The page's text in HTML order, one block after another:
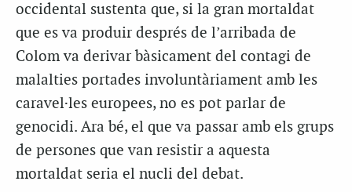
occidental sustenta que, si la gran mortaldat
que es va produir després de l’arribada de
Colom va derivar bàsicament del contagi de
malalties portades involuntàriament amb les
caravel·les europees, no es pot parlar de
genocidi. Ara bé, el que va passar amb els grups
de persones que van resistir a aquesta
mortaldat seria el nucli del debat.